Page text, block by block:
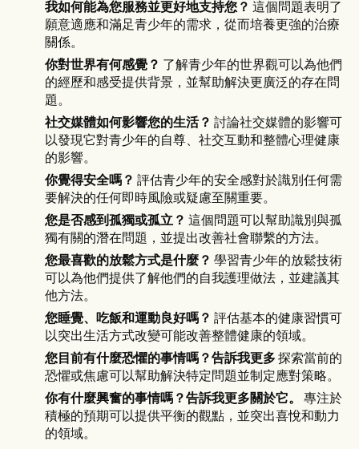
我如何能為您服務並更好地支持您？ 這個問題表明了
願意適應和滿足青少年的需求，從而培養更強的治療
關係。
你對世界有何感覺？
了解青少年的世界觀可以為他們
的經歷和感受提供背景，並幫助解決更廣泛的存在問
題。
社交媒體如何影響您的生活？ 討論社交媒體的影響可
以發現它對青少年的自尊、社交互動和整體心理健康
的影響。
你覺得安全嗎？ 評估青少年的安全感對於識別任何需
要解決的任何即時風險或疑慮至關重要。
您是否感到孤獨或孤立？ 這個問題可以幫助識別與孤
獨有關的潛在問題，並提出改善社會聯繫的方法。
您最喜歡的放鬆方式是什麼？ 學習青少年的放鬆技術
可以為他們提供了解他們的自我護理做法，並建議其
他方法。
您睡覺、吃飯和運動良好嗎？ 評估基本的健康習慣可
以突出生活方式改變可能改善整體健康的領域。
您目前有什麼恐懼的事情嗎？告訴我更多探索當前的
恐懼或焦慮可以幫助解決特定問題並制定應對策略。
你有什麼興奮的事情嗎？告訴我更多關於它。
專注於
積極的預期可以提供平衡的觀點，並突出喜悅和動力
的領域。